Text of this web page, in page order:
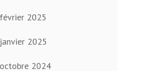
février 2025
janvier 2025
octobre 2024